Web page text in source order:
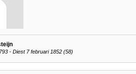
- Diest 7 februari 1852 (58)